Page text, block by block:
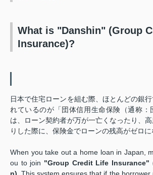
What is "Danshin" (Group
Insurance)?
日本で住宅ローンを組む際、ほとんどの銀
れているのが「団体信用生命保険（通称：
は、ローン契約者が万が一亡くなったり、
りした際に、保険金でローンの残高がゼロに
When you take out a home loan in Japan,
ou to join "Group Credit Life Insurance"